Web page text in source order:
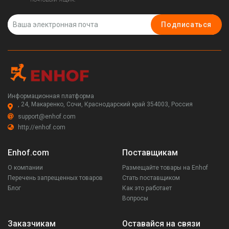
Подписаться
Информационная платформа
, 24, Макаренко, Сочи, Краснодарский край 354003, Россия
support@enhof.com
http://enhof.com
Enhof.com
О компании
Перечень запрещенных товаров
Блог
Поставщикам
Размещайте товары на Enhof
Стать поставщиком
Как это работает
Вопросы
Заказчикам Оставайся на связи